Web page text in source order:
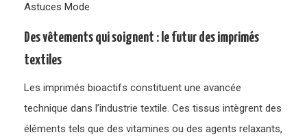
Astuces Mode
Des vêtements qui soignent : le futur des imprimés
textiles
Les imprimés bioactifs constituent une avancée
technique dans l’industrie textile. Ces tissus intègrent des
éléments tels que des vitamines ou des agents relaxants,